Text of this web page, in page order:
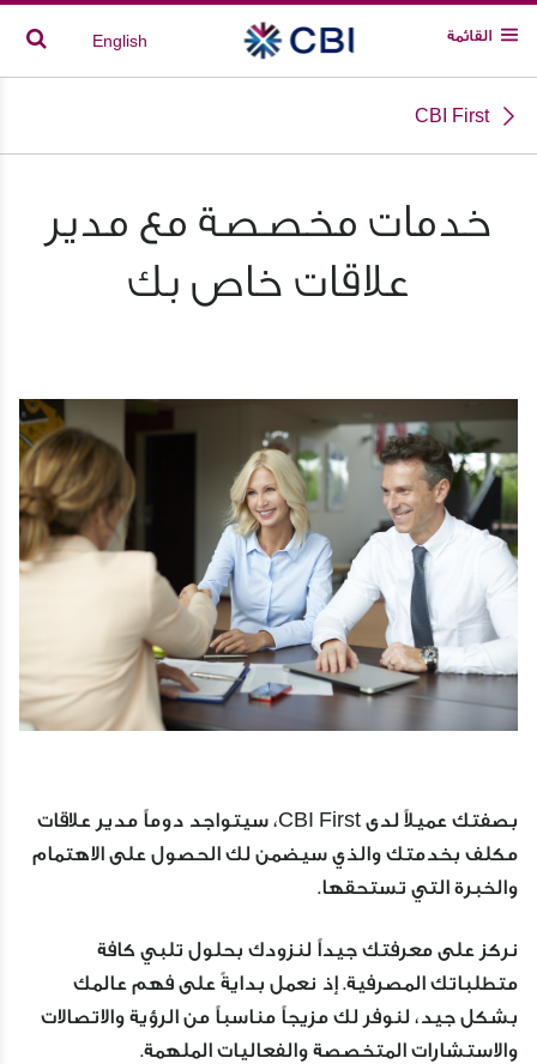
القائمة English
CBI First
خدمات مخصصة مع مدير
علاقات خاص بك
بصفتك عميلاً لدى CBI First، سيتواجد دوماً مدير علاقات
مكلف بخدمتك والذي سيضمن لك الحصول على الاهتمام
والخبرة التي تستحقها.
نركز على معرفتك جيداً لنزودك بحلول تلبي كافة
متطلباتك المصرفية. إذ نعمل بدايةً على فهم عالمك
بشكل جيد، لنوفر لك مزيجاً مناسباً من الرؤية والاتصالات
والاستشارات المتخصصة والفعاليات الملهمة.